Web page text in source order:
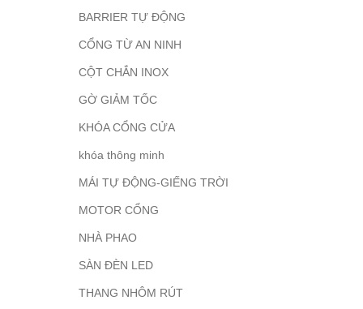
BARRIER TỰ ĐỘNG
CỔNG TỪ AN NINH
CỘT CHẮN INOX
GỜ GIẢM TỐC
KHÓA CỔNG CỬA
khóa thông minh
MÁI TỰ ĐỘNG-GIẾNG TRỜI
MOTOR CỔNG
NHÀ PHAO
SÀN ĐÈN LED
THANG NHÔM RÚT